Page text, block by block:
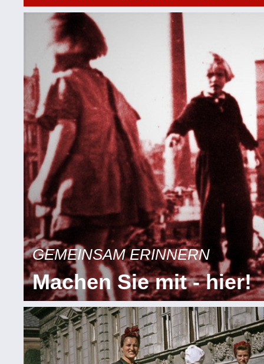
GEMEINSAM ERINNERN
Machen Sie mit - hier!